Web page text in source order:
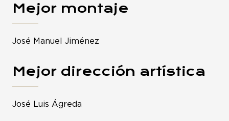
Mejor montaje
José Manuel Jiménez
Mejor dirección artística
José Luis Ágreda